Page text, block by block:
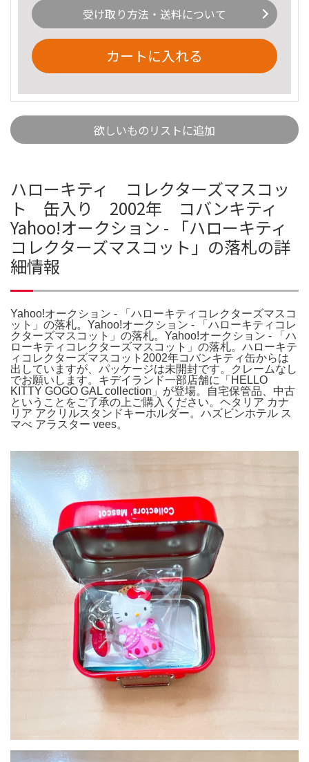
受け取り方法・送料について
カートに入れる
欲しいものリストに追加
ハローキティ コレクターズマスコッ
ト 缶入り 2002年 コバンキティ
Yahoo!オークション - 「ハローキティ
コレクターズマスコット」の落札の詳
細情報
Yahoo!オークション - 「ハローキティコレクターズマスコ
ット」の落札。Yahoo!オークション - 「ハローキティコレ
クターズマスコット」の落札。Yahoo!オークション - 「ハ
ローキティコレクターズマスコット」の落札。ハローキテ
ィコレクターズマスコット2002年コバンキティ缶からは
出していますが、パッケージは未開封です。クレームなし
でお願いします。キデイランド一部店舗に「HELLO
KITTY GOGO GAL collection」が登場。自宅保管品、中古
ということをご了承の上ご購入ください。ヘタリア カナ
リア アクリルスタンドキーホルダー。ハズビンホテル ス
マべ アラスター vees。